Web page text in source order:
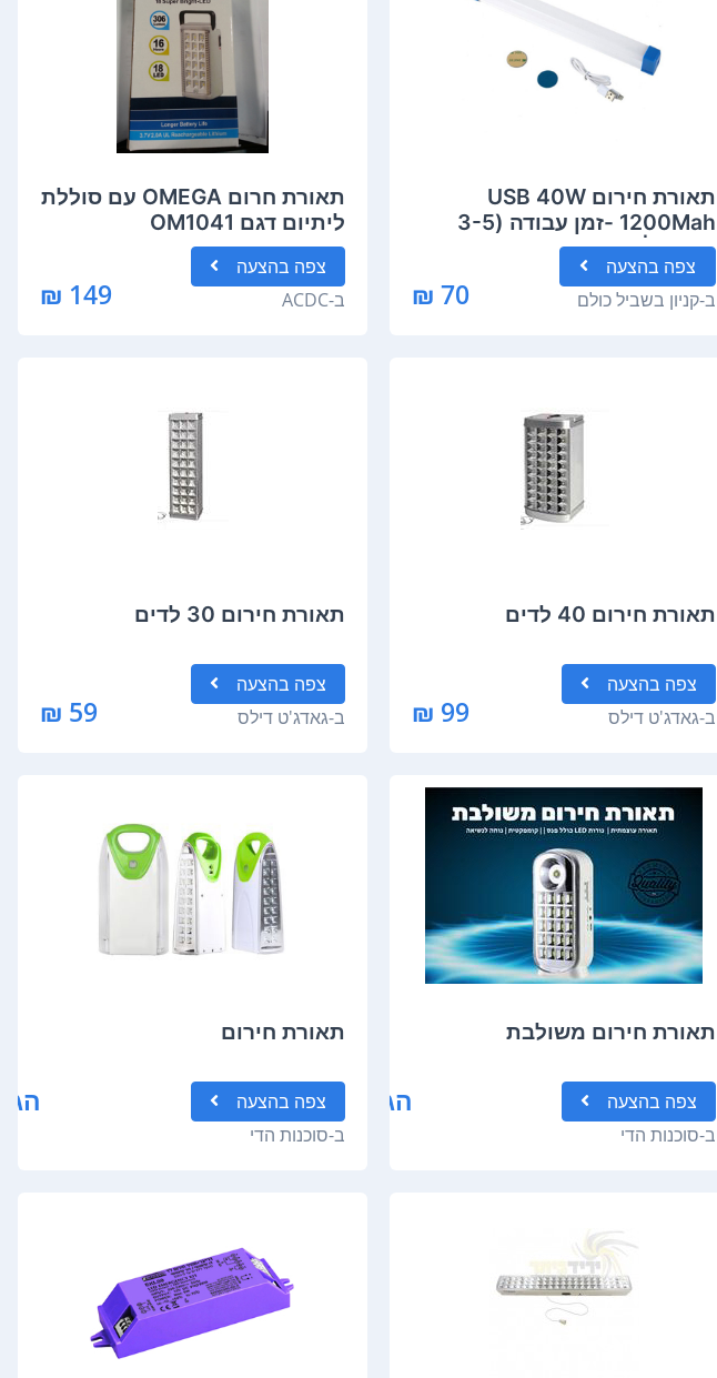
תאורת חירום USB 40W
1200Mah -זמן עבודה (3-5
שעות) | דגם RLO-YDG-40W
צפה בהצעה
ב-קניון בשביל כולם 70 ₪
תאורת חרום OMEGA עם סוללת
ליתיום דגם OM1041
צפה בהצעה
ב-ACDC
149 ₪
תאורת חירום 40 לדים
צפה בהצעה
ב-גאדג'ט דילס 99 ₪
תאורת חירום 30 לדים
צפה בהצעה
ב-גאדג'ט דילס 59 ₪
תאורת חירום משולבת
צפה בהצעה
ב-סוכנות הדי
הגשת הצעה
תאורת חירום
צפה בהצעה
ב-סוכנות הדי